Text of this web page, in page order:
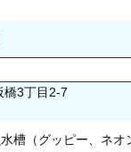
橋3丁目2-7
槽（グッピー、ネ